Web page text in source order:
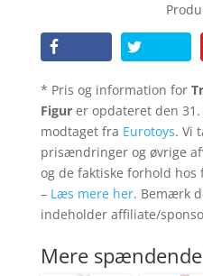
* Pris og information for
Figurer opdateret den
modtaget fra Eurotoys. Vi
prisændringer og øvrige
og de faktiske forhold
– Læs mere her. Bemærk
indeholder affiliate/
Mere